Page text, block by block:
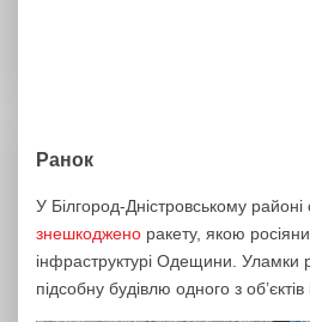
Ранок
У Білгород-Дністровському
знешкоджено ракету, якою
інфраструктурі Одещини. Уламки
підсобну будівлю одного з